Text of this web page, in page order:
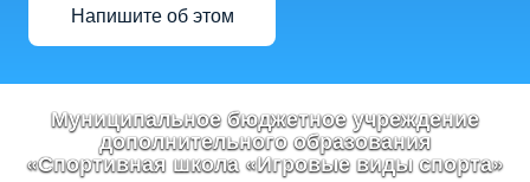
Напишите об этом
Муниципальное бюджетное учреждение
дополнительного образования
«Спортивная школа «Игровые виды спорта»